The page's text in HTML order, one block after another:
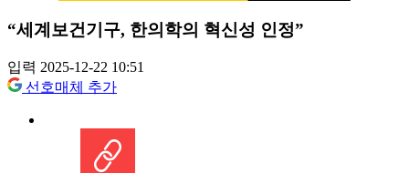
“세계보건기구, 한의학의 혁신성 인정”
입력 2025-12-22 10:51
선호매체 추가